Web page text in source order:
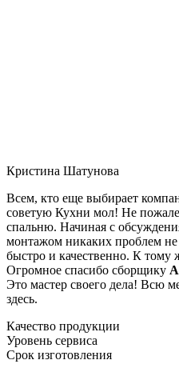
Кристина Шатунова
Всем, кто еще выбирает
советую Кухни мол! Не
спальню. Начиная с
монтажом никаких проблем
быстро и качественно. К тому
Огромное спасибо сборщику
Это мастер своего дела! Всю
здесь.
Качество продукции
Уровень сервиса
Срок изготовления